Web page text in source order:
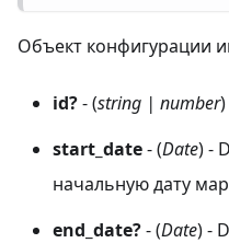
Объект конфигурации
id?- (string | number
start_date- (Date) -
начальную дату
end_date?- (Date) -